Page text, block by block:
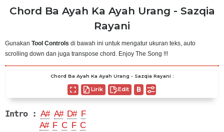
Chord Ba Ayah Ka Ayah Urang - Sazqia
Rayani
Gunakan Tool Controls di bawah ini untuk mengatur ukuran teks, auto
scrolling down dan juga transpose chord. Enjoy The Song !!!
Chord Ba Ayah Ka Ayah Urang - Sazqia Rayani :
Lirik Edit
Intro : A# A# D# F
A# F C F C